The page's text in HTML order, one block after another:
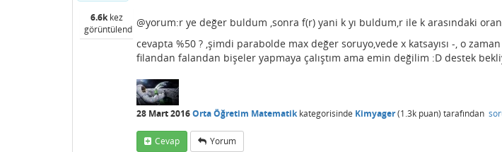
6.6kkez
görüntülendi
@yorum:r ye değer buldum ,sonra f(r) yani k yı buldum,r ile k arasındaki
cevapta %50 ? ,şimdi parabolde max değer soruyo,vede x katsayısı -, o
filandan falandan bişeler yapmaya çalıştım ama emin değilim :D destek
28 Mart 2016Orta Öğretim Matematikkategorisinde Kimyager(1.3k puan) tarafından
Cevap Yorum